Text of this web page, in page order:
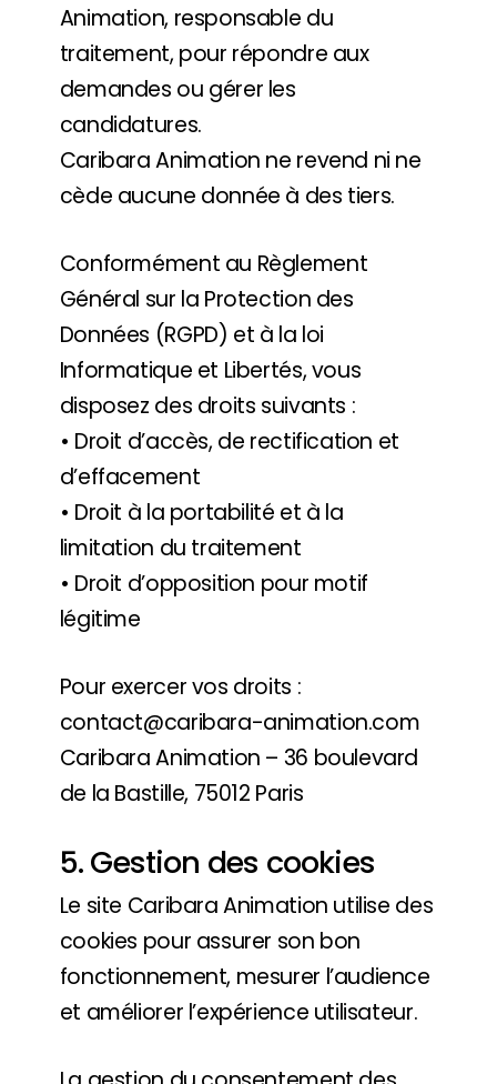
Animation, responsable du
traitement, pour répondre aux
demandes ou gérer les
candidatures.
Caribara Animation ne revend ni ne
cède aucune donnée à des tiers.
Conformément au Règlement
Général sur la Protection des
Données (RGPD) et à la loi
Informatique et Libertés, vous
disposez des droits suivants :
• Droit d’accès, de rectification et
d’effacement
• Droit à la portabilité et à la
limitation du traitement
• Droit d’opposition pour motif
légitime
Pour exercer vos droits :
contact@caribara-animation.com
Caribara Animation – 36 boulevard
de la Bastille, 75012 Paris
5. Gestion des cookies
Le site Caribara Animation utilise des
cookies pour assurer son bon
fonctionnement, mesurer l’audience
et améliorer l’expérience utilisateur.